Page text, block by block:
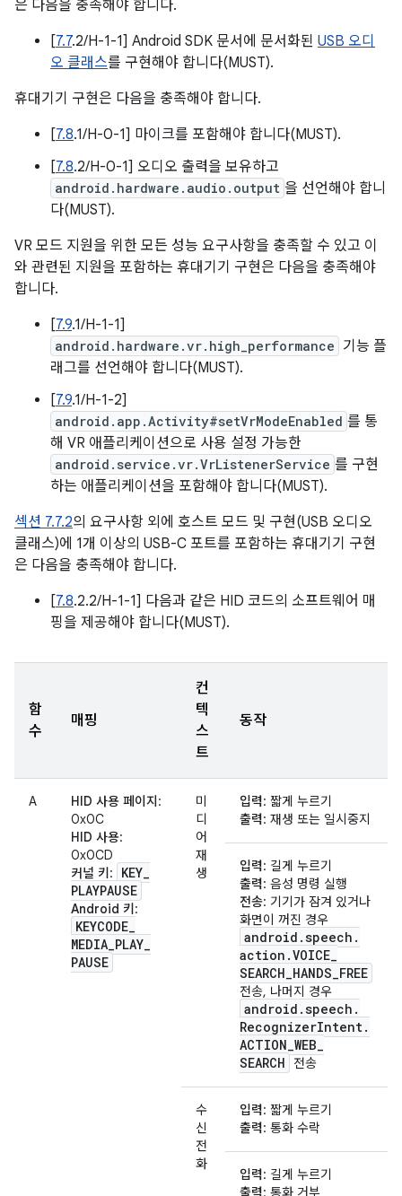
은 다음을 충족해야 합니다.
[7.7.2/H-1-1] Android SDK 문서에 문서화된 USB 오디
오 클래스를 구현해야 합니다(MUST).
휴대기기 구현은 다음을 충족해야 합니다.
[7.8.1/H-0-1] 마이크를 포함해야 합니다(MUST).
[7.8.2/H-0-1] 오디오 출력을 보유하고
android.hardware.audio.output 을 선언해야 합니
다(MUST).
VR 모드 지원을 위한 모든 성능 요구사항을 충족할 수 있고 이
와 관련된 지원을 포함하는 휴대기기 구현은 다음을 충족해야
합니다.
[7.9.1/H-1-1]
android.hardware.vr.high_performance 기능 플
래그를 선언해야 합니다(MUST).
[7.9.1/H-1-2]
android.app.Activity#setVrModeEnabled 를 통
해 VR 애플리케이션으로 사용 설정 가능한
android.service.vr.VrListenerService 를 구현
하는 애플리케이션을 포함해야 합니다(MUST).
섹션 7.7.2의 요구사항 외에 호스트 모드 및 구현(USB 오디오
클래스)에 1개 이상의 USB-C 포트를 포함하는 휴대기기 구현
은 다음을 충족해야 합니다.
[7.8.2.2/H-1-1] 다음과 같은 HID 코드의 소프트웨어 매
핑을 제공해야 합니다(MUST).
함
수
매핑
컨
텍
스
트
동작
A HID 사용 페이지:
0x0C
HID 사용:
0x0CD
커널 키: KEY_
PLAYPAUSE
Android 키:
KEYCODE_
MEDIA_PLAY_
PAUSE
미
디
어
재
생
입력: 짧게 누르기
출력: 재생 또는 일시중지
입력: 길게 누르기
출력: 음성 명령 실행
전송: 기기가 잠겨 있거나
화면이 꺼진 경우
android .speech .
action .VOICE_
SEARCH_HANDS_FREE
전송, 나머지 경우
android .speech .
RecognizerIntent.
ACTION_WEB_
SEARCH
전송
수
신
전
화
입력: 짧게 누르기
출력: 통화 수락
입력: 길게 누르기
출력: 통화 거부